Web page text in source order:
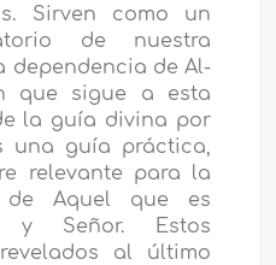
Sirven como un
de nuestra
dependencia de Al-
que sigue a esta
la guía divina por
una guía práctica,
relevante para la
de Aquel que es
y Señor. Estos
al último